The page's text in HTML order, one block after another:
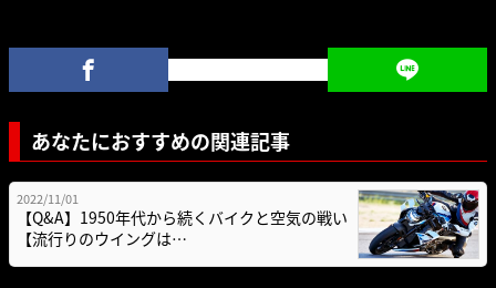
あなたにおすすめの関連記事
2022/11/01
【Q&A】1950年代から続くバイクと空気の戦い
【流行りのウイングは…